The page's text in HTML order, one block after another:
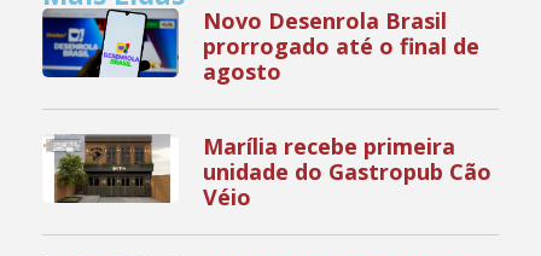
Novo Desenrola Brasil
prorrogado até o final de
agosto
Marília recebe primeira
unidade do Gastropub Cão
Véio